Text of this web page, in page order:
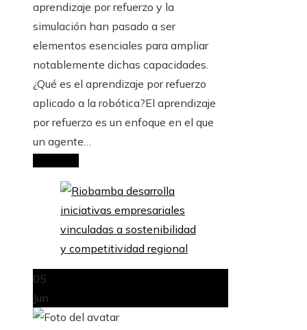
aprendizaje por refuerzo y la
simulación han pasado a ser
elementos esenciales para ampliar
notablemente dichas capacidades.
¿Qué es el aprendizaje por refuerzo
aplicado a la robótica?El aprendizaje
por refuerzo es un enfoque en el que
un agente…
05
Jun